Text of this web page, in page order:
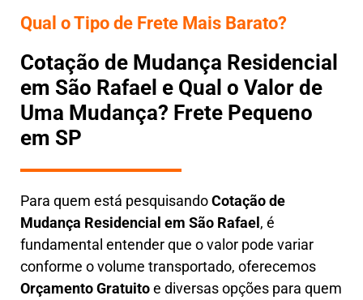
Qual o Tipo de Frete Mais Barato?
Cotação de Mudança Residencial
em São Rafael e Qual o Valor de
Uma Mudança? Frete Pequeno
em SP
Para quem está pesquisandoCotação de
Mudança Residencial em São Rafael , é
fundamental entender que o valor pode variar
conforme o volume transportado, oferecemos
Orçamento Gratuitoe diversas opções para quem